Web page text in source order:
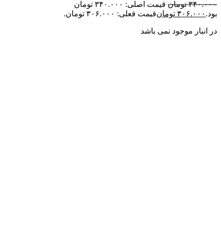
۳۴۰.۰۰۰ تومان
قیمت اصلی: ۳۴۰.۰۰۰ تومان
بود. ۳۰۶.۰۰۰ تومانقیمت فعلی: ۳۰۶.۰۰۰ تومان.
در انبار موجود نمی باشد